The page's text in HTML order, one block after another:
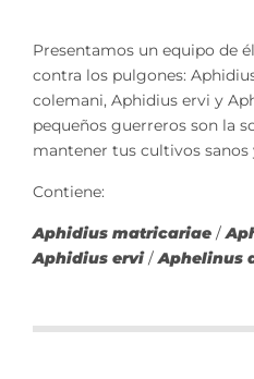
Presentamos un equipo de
contra los pulgones:
colemani, Aphidius ervi y
pequeños guerreros son la
mantener tus cultivos sanos
Contiene:
Aphidius matricariae /
Aphidius ervi/Aphelinus